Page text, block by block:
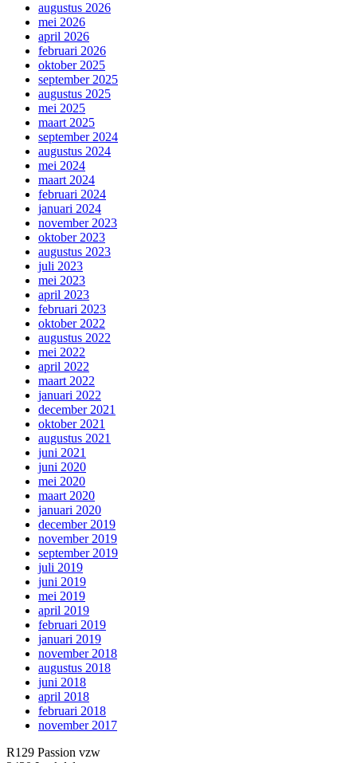
augustus 2026
mei 2026
april 2026
februari 2026
oktober 2025
september 2025
augustus 2025
mei 2025
maart 2025
september 2024
augustus 2024
mei 2024
maart 2024
februari 2024
januari 2024
november 2023
oktober 2023
augustus 2023
juli 2023
mei 2023
april 2023
februari 2023
oktober 2022
augustus 2022
mei 2022
april 2022
maart 2022
januari 2022
december 2021
oktober 2021
augustus 2021
juni 2021
juni 2020
mei 2020
maart 2020
januari 2020
december 2019
november 2019
september 2019
juli 2019
juni 2019
mei 2019
april 2019
februari 2019
januari 2019
november 2018
augustus 2018
juni 2018
april 2018
februari 2018
november 2017
R129 Passion vzw